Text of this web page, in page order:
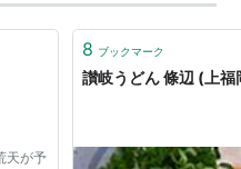
…
天が予
8 ブックマーク
讃岐うどん 條辺 (上